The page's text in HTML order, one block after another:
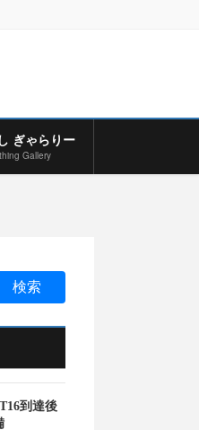
ぎゃらりー
Gallery
T16到達後